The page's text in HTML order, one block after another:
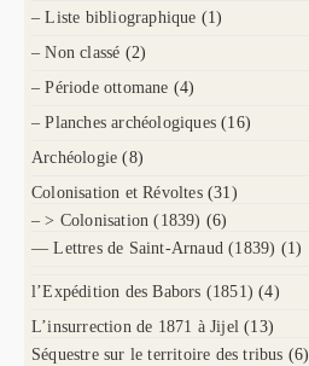
– Liste bibliographique (1)
– Non classé (2)
– Période ottomane (4)
– Planches archéologiques (16)
Archéologie (8)
Colonisation et Révoltes (31)
– > Colonisation (1839) (6)
— Lettres de Saint-Arnaud (1839) (1)
l’Expédition des Babors (1851) (4)
L’insurrection de 1871 à Jijel (13)
Séquestre sur le territoire des tribus (6)